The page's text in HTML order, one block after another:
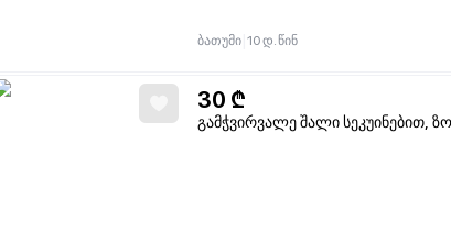
ბათუმი 10 დ. წინ
30 ₾
გამჭვირვალე შალი სეკუინებით,